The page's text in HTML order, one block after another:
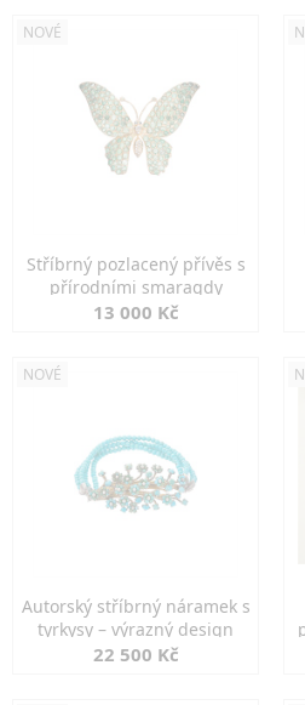
NOVÉ
Stříbrný pozlacený přívěs s
přírodními smaragdy
13 000 Kč
NOVÉ
Autorský stříbrný náramek s
tyrkysy – výrazný design
22 500 Kč